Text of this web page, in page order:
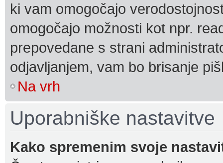
ki vam omogočajo
omogočajo možnosti kot npr.
prepovedane s strani
odjavljanjem, vam bo brisanje
Na vrh
Uporabniške nastavitve
Kako spremenim svoje